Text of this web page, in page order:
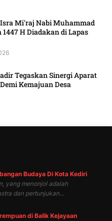
Mi'raj Nabi Muhammad
1447 H Diadakan di Lapas
Tegaskan Sinergi Aparat
Kemajuan Desa
Budaya Di Kota Kediri
yang menonjol adalah
dan pertunjukan...
di Balik Kejayaan